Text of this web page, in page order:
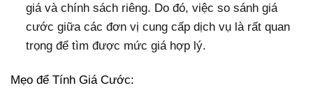
giá và chính sách riêng. Do đó, việc so sánh giá
cước giữa các đơn vị cung cấp dịch vụ là rất quan
trọng để tìm được mức giá hợp lý.
Mẹo để Tính Giá Cước: